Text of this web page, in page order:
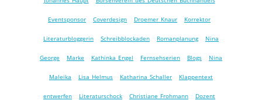
Eventsponsor Coverdesign Droemer Knaur Korrektor
Literaturbloggerin Schreibblockaden Romanplanung Nina
George Marke Kathinka Engel Fernsehserien Blogs Nina
Maleika Lisa Helmus Katharina Schaller Klappentext
entwerfen Literaturschock Christiane Frohmann Dozent